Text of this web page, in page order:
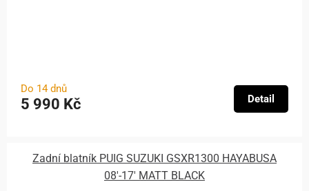
Do 14 dnů
5 990 Kč Detail
Zadní blatník PUIG SUZUKI GSXR1300 HAYABUSA
08'-17' MATT BLACK